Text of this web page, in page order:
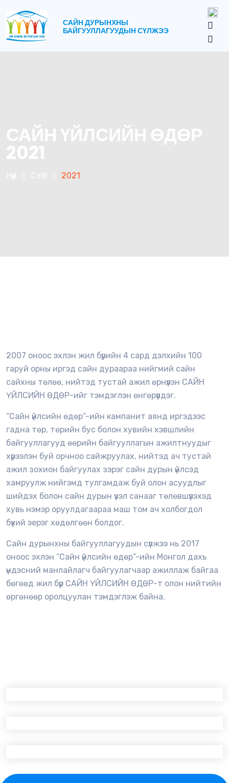
САЙН ДУРЫНХНЫ
БАЙГУУЛЛАГУУДЫН СҮЛЖЭЭ
САЙН ҮЙЛСИЙН ӨДӨР
2021
Нүүр СҮӨ 2021
2007 оноос эхлэн жил бүрийн 4 сард дэлхийн 100
гаруй орны иргэд сайн дураараа нийгмий сайн
сайхны төлөө, нийтэд тустай ажил өрнүүлэн САЙН
ҮЙЛСИЙН ӨДӨР-ийг тэмдэглэн өнгөрүүлдэг.
“Сайн үйлсийн өдөр”-ийн кампанит аянд иргэдээс
гадна төр, төрийн бус болон хувийн хэвшлийн
байгууллагууд өөрийн байгууллагын ажилтнуудыг
хүрээлэн буй орчноо сайжруулах, нийтэд ач тустай
ажил зохион байгуулах зэрэг сайн дурын үйлсэд
хамруулж нийгэмд тулгамдаж буй олон асуудлыг
шийдэх болон сайн дурын үзэл санааг төлөвшүүлэхэд
хувь нэмэр оруулдагаараа маш том ач холбогдол
бүхий эерэг хөдөлгөөн болдог.
Сайн дурынхны байгууллагуудын сүлжээ нь 2017
оноос эхлэн “Сайн үйлсийн өдөр”-ийн Монгол дахь
үндэсний манлайлагч байгуулагчаар ажиллаж байгаа
бөгөөд жил бүр САЙН ҮЙЛСИЙН ӨДӨР-т олон нийтийн
өргөнөөр оролцуулан тэмдэглэж байна.